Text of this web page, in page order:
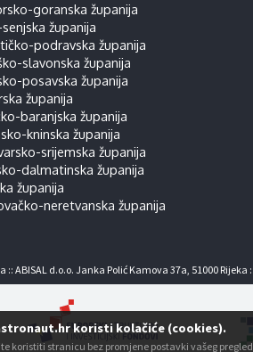
goranska županija
županija
podravska županija
slavonska županija
posavska županija
županija
baranjska županija
kninska županija
srijemska županija
dalmatinska županija
županija
neretvanska županija
ABISAL d.o.o. Janka Polić Kamova 37a, 51000 Rijeka
koristi kolačiće (cookies).
koristiti stranicu bez promjene postavki vašeg